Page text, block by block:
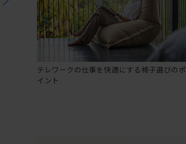
テレワークの仕事を快適にする椅子選びのポ
イント